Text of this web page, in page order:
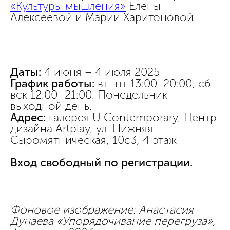
«Культуры мышления» Елены
Алексеевой и Марии Харитоновой
Даты: 4 июня – 4 июля 2025
График работы: вт–пт 13:00−20:00, сб–
вск 12:00–21:00. Понедельник —
выходной день.
Адрес: галерея U Contemporary, Центр
дизайна Artplay, ул. Нижняя
Сыромятническая, 10с3, 4 этаж
Вход свободный по регистрации.
Фоновое изображение: Анастасия
Дунаева «Упорядочивание перегруза»,